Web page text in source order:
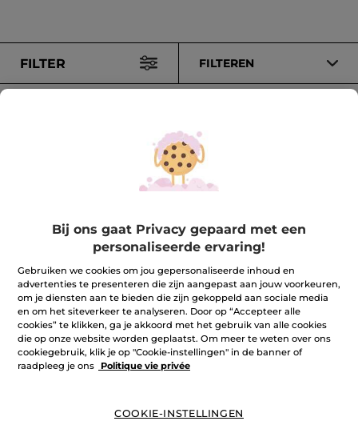
FILTER FILTEREN
100% plantaardig
60 hectare
biologische velden
Meer zien
Bij ons gaat Privacy gepaard met een
personaliseerde ervaring!
Gebruiken we cookies om jou gepersonaliseerde inhoud en
advertenties te presenteren die zijn aangepast aan jouw voorkeuren,
om je diensten aan te bieden die zijn gekoppeld aan sociale media
en om het siteverkeer te analyseren. Door op “Accepteer alle
cookies” te klikken, ga je akkoord met het gebruik van alle cookies
die op onze website worden geplaatst. Om meer te weten over ons
cookiegebruik, klik je op "Cookie-instellingen" in de banner of
raadpleeg je ons
Politique vie privée
COOKIE-INSTELLINGEN